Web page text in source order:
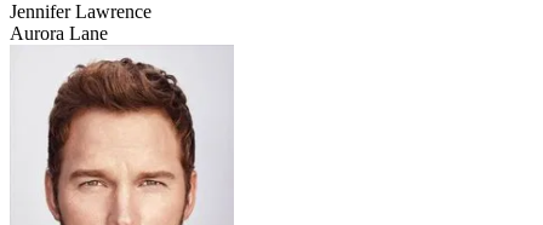
Jennifer Lawrence
Aurora Lane